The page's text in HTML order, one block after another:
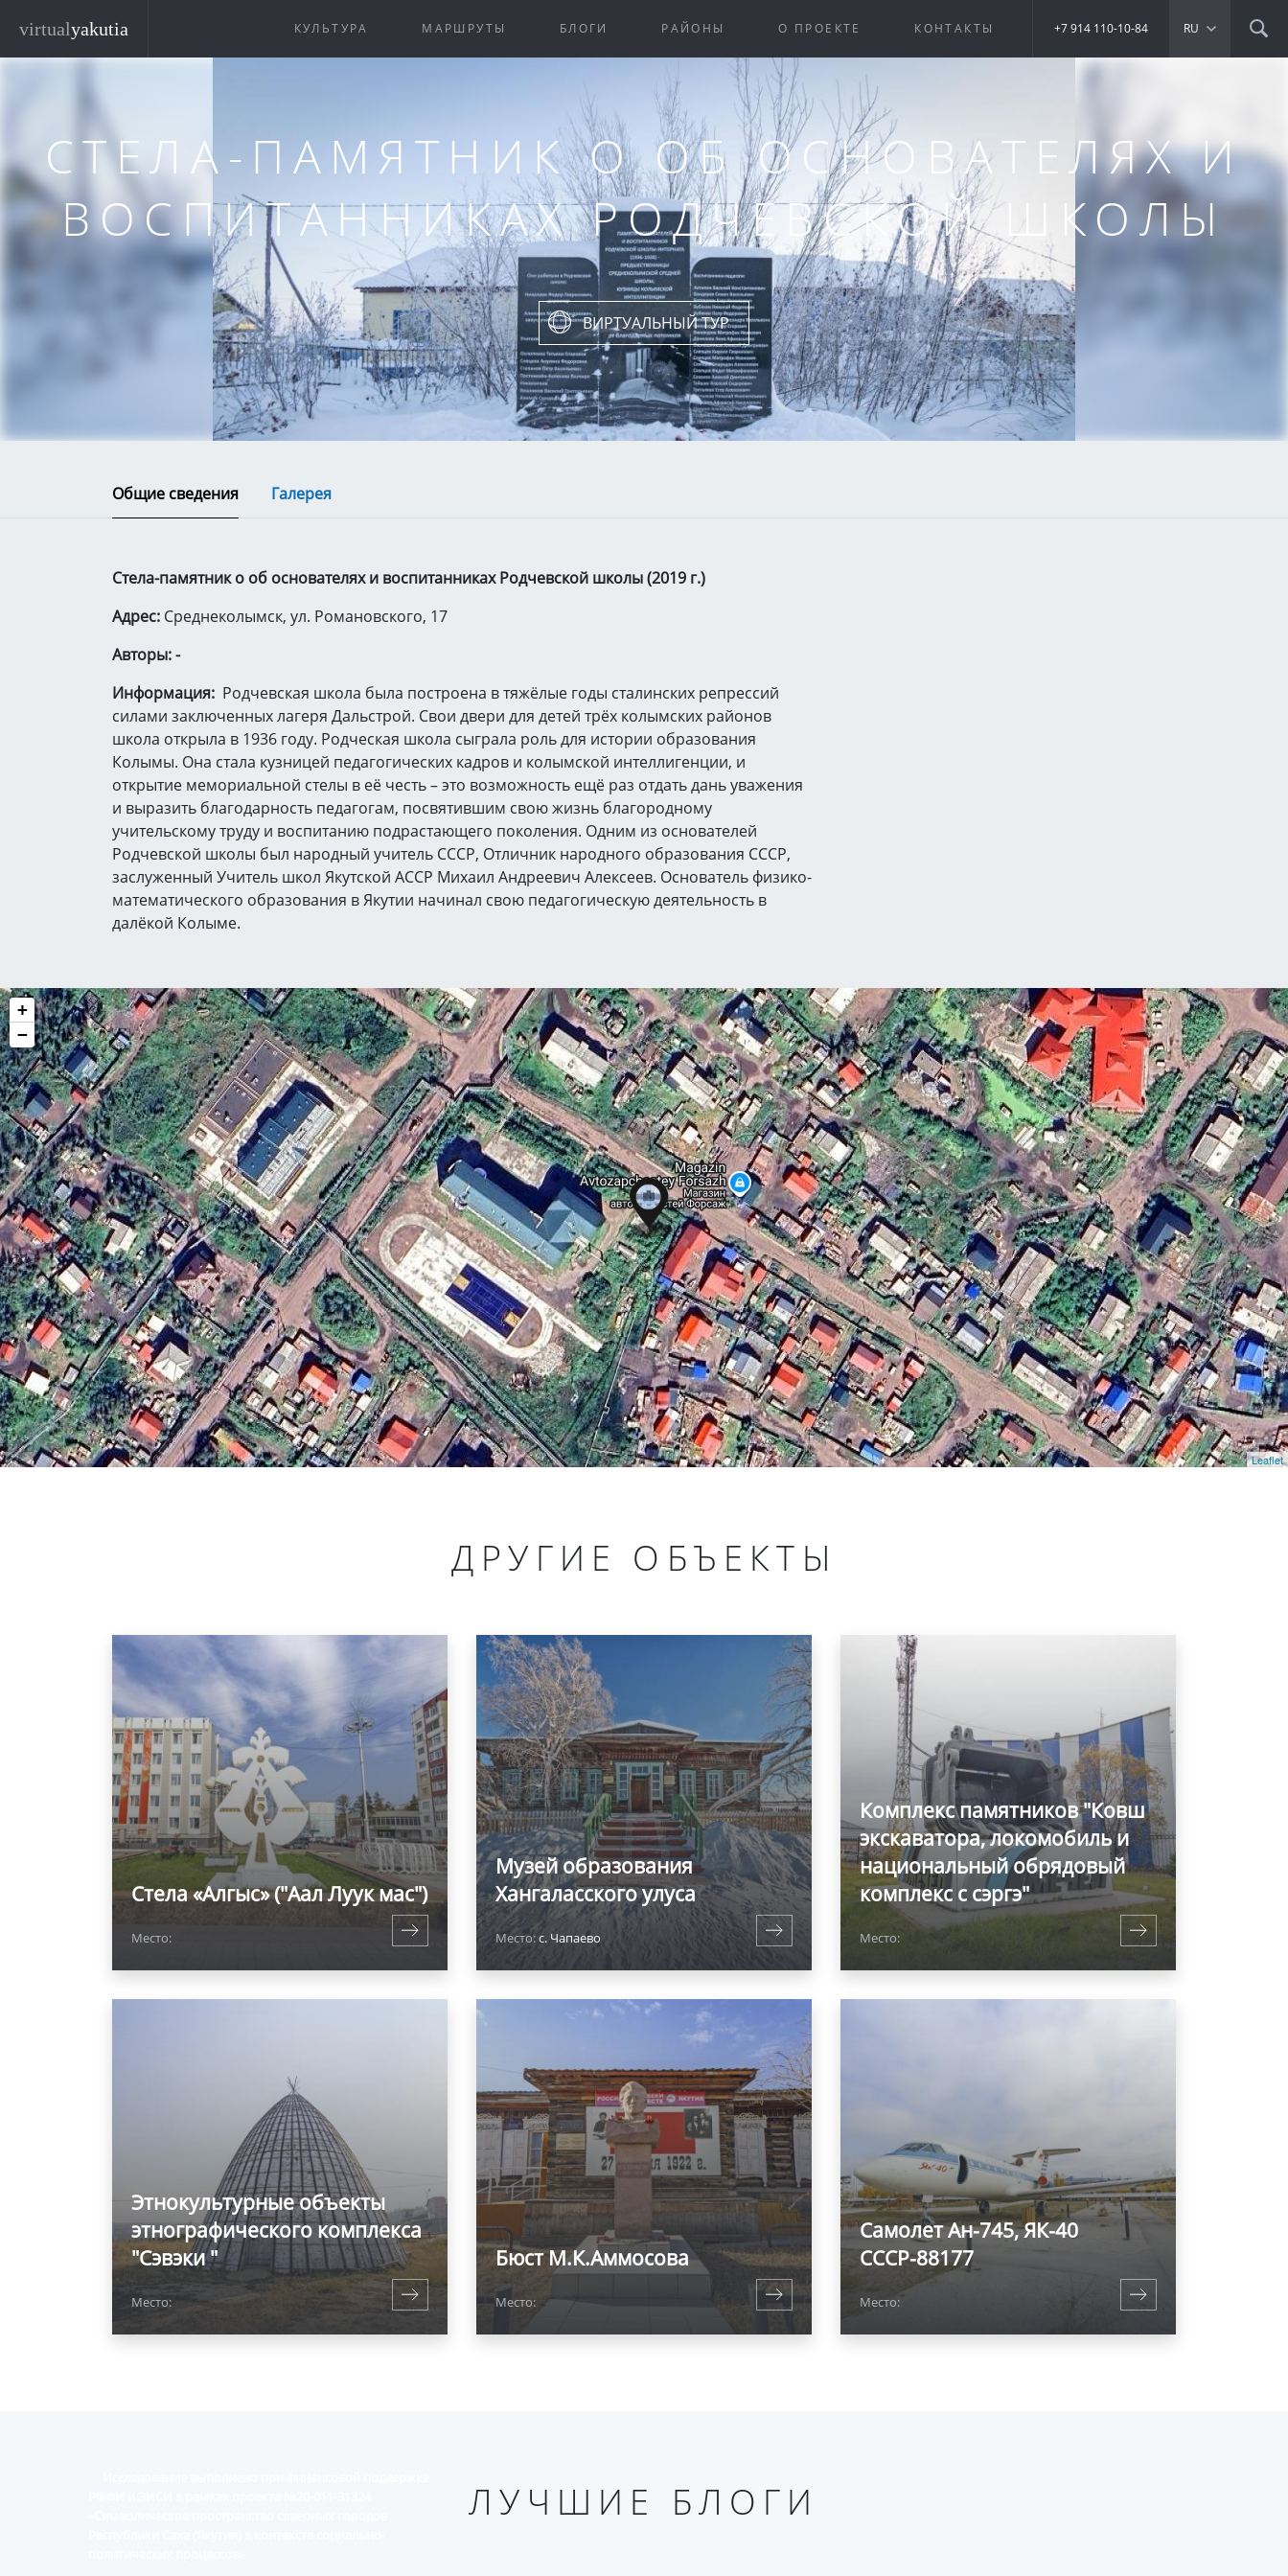
virtualyakutia КУЛЬТУРА МАРШРУТЫ БЛОГИ РАЙОНЫ О ПРОЕКТЕ КОНТАКТЫ RU
+7 914 110-10-84
СТЕЛА-ПАМЯТНИК О ОБ ОСНОВАТЕЛЯХ И
ВОСПИТАННИКАХ РОДЧЕВСКОЙ ШКОЛЫ
ВИРТУАЛЬНЫЙ ТУР
Общие сведения Галерея
Стела-памятник о об основателях и воспитанниках Родчевской школы (2019 г.)
Адрес: Среднеколымск, ул. Романовского, 17
Авторы: -
Информация: Родчевская школа была построена в тяжёлые годы сталинских репрессий
силами заключенных лагеря Дальстрой. Свои двери для детей трёх колымских районов
школа открыла в 1936 году. Родческая школа сыграла роль для истории образования
Колымы. Она стала кузницей педагогических кадров и колымской интеллигенции, и
открытие мемориальной стелы в её честь – это возможность ещё раз отдать дань уважения
и выразить благодарность педагогам, посвятившим свою жизнь благородному
учительскому труду и воспитанию подрастающего поколения. Одним из основателей
Родчевской школы был народный учитель СССР, Отличник народного образования СССР,
заслуженный Учитель школ Якутской АССР Михаил Андреевич Алексеев. Основатель физико-
математического образования в Якутии начинал свою педагогическую деятельность в
далёкой Колыме.
+
−
Leaflet
ДРУГИЕ ОБЪЕКТЫ
Стела «Алгыс» ("Аал Луук мас")
Место:
Музей образования
Хангаласского улуса
Место:с. Чапаево
Комплекс памятников "Ковш
экскаватора, локомобиль и
национальный обрядовый
комплекс с сэргэ"
Место:
Этнокультурные объекты
этнографического комплекса
"Сэвэки "
Место:
Бюст М.К.Аммосова
Место:
Самолет Ан-745, ЯК-40
СССР-88177
Место:
ЛУЧШИЕ БЛОГИ